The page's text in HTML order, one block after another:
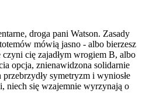
droga pani Watson. Zasady
mówią jasno - albo bierzesz
cię zajadłym wrogiem B, albo
opcja, znienawidzona solidarnie
symetryzm i wyniosłe
niech się wzajemnie wyrzynają o